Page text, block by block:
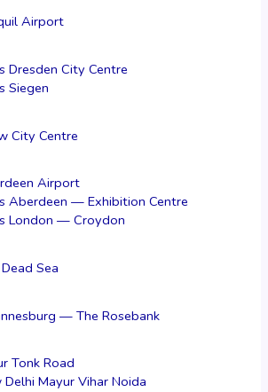
Airport
Dresden City Centre
Siegen
City Centre
Airport
Aberdeen — Exhibition Centre
London — Croydon
Sea
— The Rosebank
Tonk Road
Mayur Vihar Noida